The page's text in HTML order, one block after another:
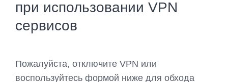
при использовании VPN
сервисов
Пожалуйста, отключите VPN или
воспользуйтесь формой ниже для обхода